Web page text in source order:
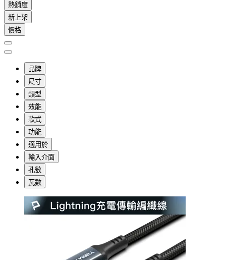
熱銷度
新上架
價格
品牌
尺寸
類型
效能
款式
功能
適用於
輸入介面
孔數
瓦數